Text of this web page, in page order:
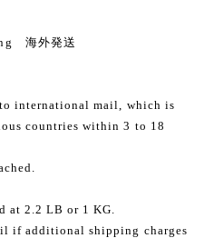
海外発送
international mail, which is
countries within 3 to 18
at 2.2 LB or 1 KG.
if additional shipping charges